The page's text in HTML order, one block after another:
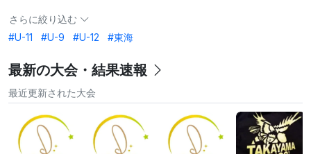
さらに絞り込む
#U-11
#U-9 #U-12 #東海
最新の大会・結果速報
最近更新された大会